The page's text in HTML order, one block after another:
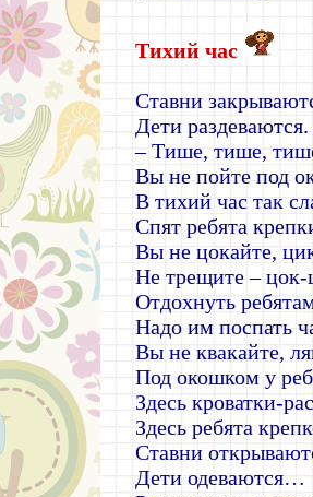
Тихий час
Ставни
Дети раздеваются.
– Тише, тише,
Вы не пойте под
В тихий час так
Спят ребята
Вы не цокайте,
Не трещите –
Отдохнуть
Надо им поспать
Вы не квакайте,
Под окошком у
Здесь кроватки-
Здесь ребята
Ставни
Дети одеваются…